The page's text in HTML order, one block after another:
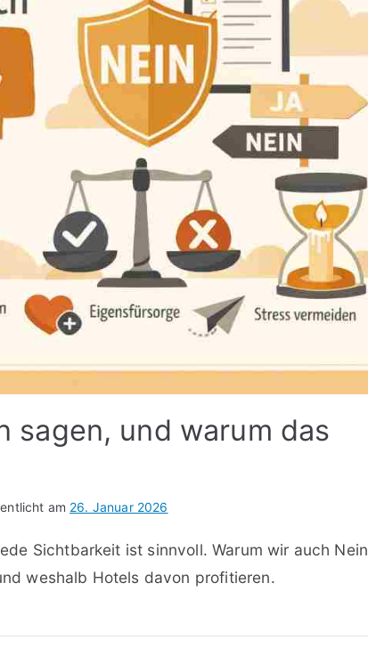
sagen, und warum das
am 26. Januar 2026
Sichtbarkeit ist sinnvoll. Warum wir auch Nein
weshalb Hotels davon profitieren.